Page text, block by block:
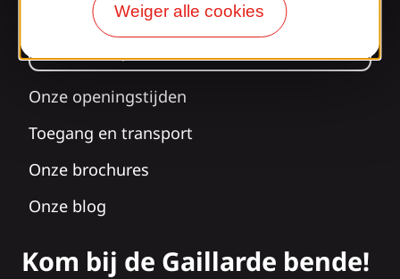
Weiger alle cookies
Verrast door ons
Onze openingstijden
Toegang en transport
Onze brochures
Onze blog
Kom bij de Gaillarde bende!